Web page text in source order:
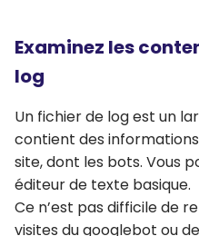
Examinez les
log
Un fichier de log est un
contient des
site, dont les bots. Vous
éditeur de texte basique.
Ce n’est pas difficile de
visites du googlebot ou